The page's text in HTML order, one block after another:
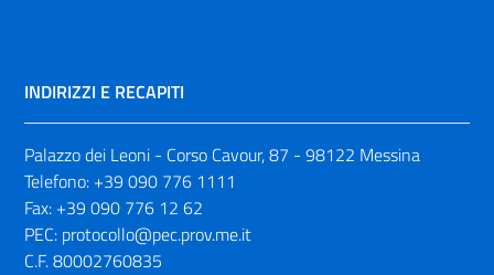
INDIRIZZI E RECAPITI
Palazzo dei Leoni - Corso Cavour, 87 - 98122 Messina
Telefono: +39 090 776 1111
Fax: +39 090 776 12 62
PEC: protocollo@pec.prov.me.it
C.F. 80002760835